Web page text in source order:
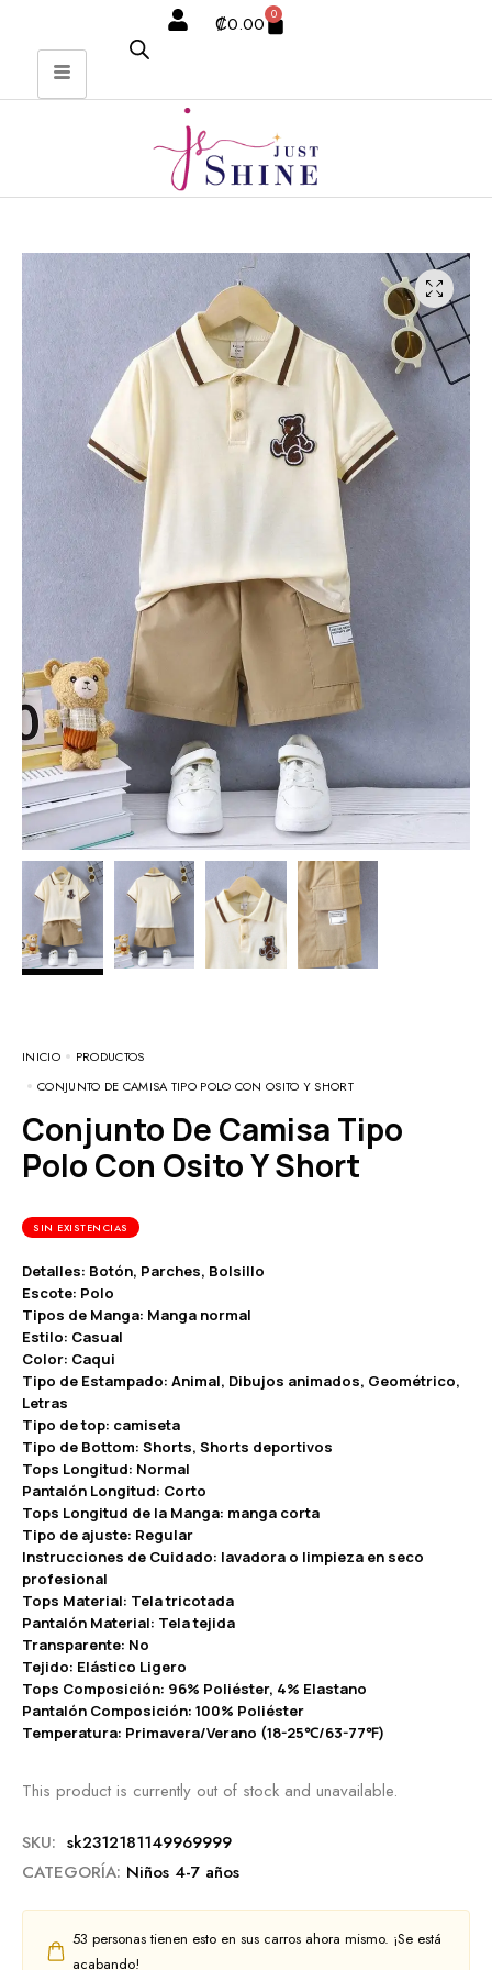
₡0.00 0
INICIO
PRODUCTOS
CONJUNTO DE CAMISA TIPO POLO CON OSITO Y SHORT
Conjunto De Camisa Tipo
Polo Con Osito Y Short
SIN EXISTENCIAS
Detalles: Botón, Parches, Bolsillo
Escote: Polo
Tipos de Manga: Manga normal
Estilo: Casual
Color: Caqui
Tipo de Estampado: Animal, Dibujos animados, Geométrico,
Letras
Tipo de top: camiseta
Tipo de Bottom: Shorts, Shorts deportivos
Tops Longitud: Normal
Pantalón Longitud: Corto
Tops Longitud de la Manga: manga corta
Tipo de ajuste: Regular
Instrucciones de Cuidado: lavadora o limpieza en seco
profesional
Tops Material: Tela tricotada
Pantalón Material: Tela tejida
Transparente: No
Tejido: Elástico Ligero
Tops Composición: 96% Poliéster, 4% Elastano
Pantalón Composición: 100% Poliéster
Temperatura: Primavera/Verano (18-25℃/63-77℉)
This product is currently out of stock and unavailable.
SKU: sk2312181149969999
CATEGORÍA: Niños 4-7 años
53 personas tienen esto en sus carros ahora mismo. ¡Se está
acabando!